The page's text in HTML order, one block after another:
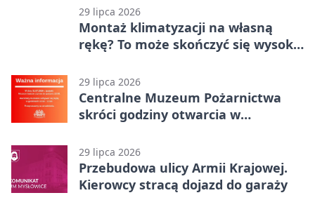
29 lipca 2026
Montaż klimatyzacji na własną
rękę? To może skończyć się wysoką
29 lipca 2026
Centralne Muzeum Pożarnictwa
skróci godziny otwarcia w
29 lipca 2026
Przebudowa ulicy Armii Krajowej.
Kierowcy stracą dojazd do garaży